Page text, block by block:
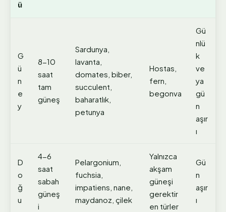
ü
G
ü
n
e
y
8-10
saat
tam
güneş
Sardunya,
lavanta,
domates, biber,
succulent,
baharatlık,
petunya
Hostas,
fern,
begonva
Gü
nlü
k
ve
ya
gü
n
aşır
ı
D
o
ğ
u
4-6
saat
sabah
güneş
i
Pelargonium,
fuchsia,
impatiens, nane,
maydanoz, çilek
Yalnızca
akşam
güneşi
gerektir
en türler
Gü
n
aşır
ı